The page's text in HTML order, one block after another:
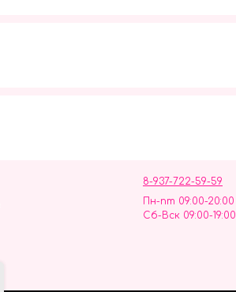
8-937-722-59-59
Пн-пт 09:00-20:00
Сб-Вск 09:00-19:00